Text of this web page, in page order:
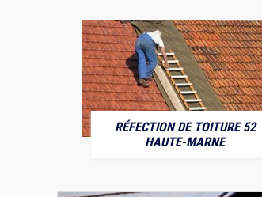
RÉFECTION DE TOITURE 52
HAUTE-MARNE